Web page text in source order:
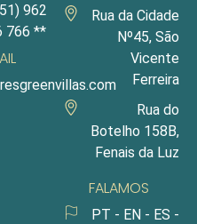
962
766 **
Rua da Cidade
Nº45, São
Vicente
Ferreira
Rua do
Botelho 158B,
Fenais da Luz
FALAMOS
PT - EN - ES -